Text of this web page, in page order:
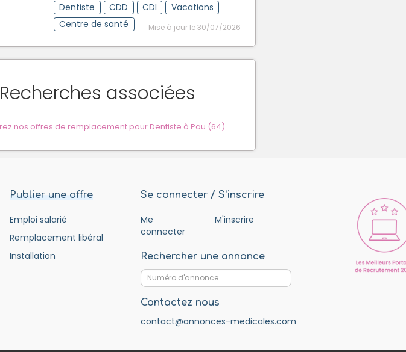
Dentiste
CDD CDI
Vacations
Centre de santé
Mise à jour le 30/07/2026
Recherches associées
nos offres de remplacement pour Dentiste à Pau (64)
Publier une offre
Emploi salarié
Remplacement libéral
Installation
Se connecter / S'inscrire
Me
connecter
M'inscrire
Rechercher une annonce
Contactez nous
contact@annonces-medicales.com